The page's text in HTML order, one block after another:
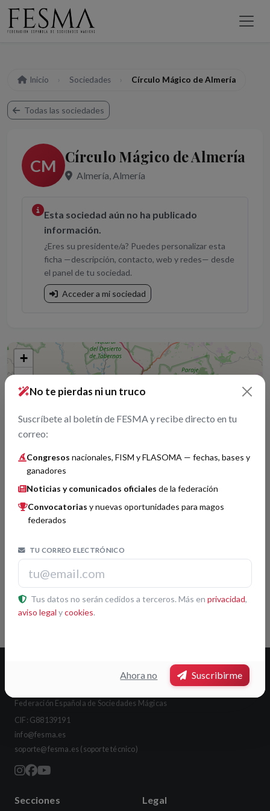
Inicio Sociedades Círculo Mágico de Almería
Todas las sociedades
CM Círculo Mágico de Almería
Almería, Almería
Esta sociedad aún no ha publicado
información.
¿Eres su presidente/a? Puedes personalizar esta
ficha —descripción, contacto, web y redes— desde
el panel de tu sociedad.
Acceder a mi sociedad
+
−
Leaflet|© OpenStreetMap contributors
Pulsa otra sociedad del mapa para ver su ficha
No te pierdas ni un truco
Suscríbete al boletín de FESMA y recibe directo en tu
correo:
Congresos nacionales, FISM y FLASOMA — fechas, bases y
ganadores
Noticias y comunicados oficiales de la federación
Convocatorias y nuevas oportunidades para magos
federados
TU CORREO ELECTRÓNICO
Tus datos no serán cedidos a terceros. Más en privacidad,
aviso legal ycookies.
Ahora no Suscribirme
Federación Española de Sociedades Mágicas
CIF: G88139191
info@fesma.es
soporte@fesma.es (soporte técnico)
Secciones Legal